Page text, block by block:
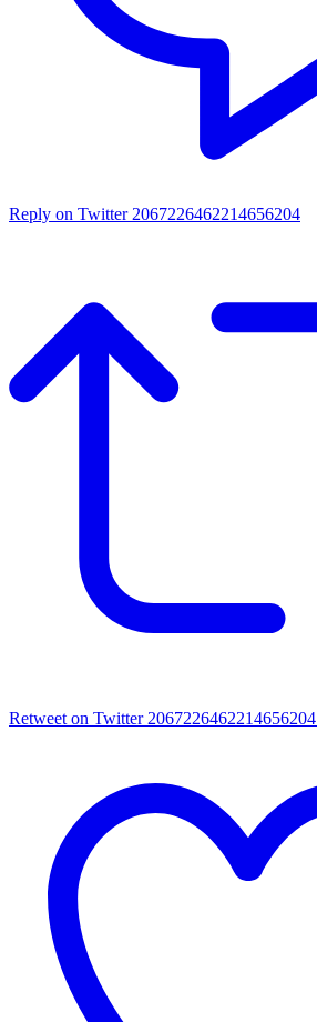
Reply on Twitter 2067226462214656204
Retweet on Twitter 2067226462214656204